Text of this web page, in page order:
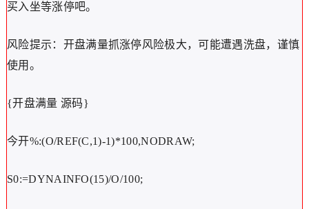
买入坐等涨停吧。
风险提示：开盘满量抓涨停风险极大，可能遭遇洗盘，谨慎
使用。
{开盘满量 源码}
今开%:(O/REF(C,1)-1)*100,NODRAW;
S0:=DYNAINFO(15)/O/100;